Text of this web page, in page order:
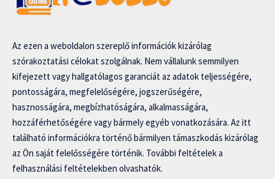
Az ezen a weboldalon szereplő információk kizárólag
szórakoztatási célokat szolgálnak. Nem vállalunk semmilyen
kifejezett vagy hallgatólagos garanciát az adatok teljességére,
pontosságára, megfelelőségére, jogszerűségére,
hasznosságára, megbízhatóságára, alkalmasságára,
hozzáférhetőségére vagy bármely egyéb vonatkozására. Az itt
található információkra történő bármilyen támaszkodás kizárólag
az Ön saját felelősségére történik. További feltételek a
felhasználási feltételekben olvashatók.